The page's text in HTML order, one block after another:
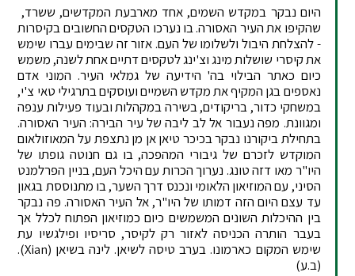
היום נבקר במקדש השמים, אחד מארבעת המקדשים, ששרד,
שהקיפו את העיר האסורה. בו נערכו הטקסים החשובים בקיסרות
- להצלחת היבול ולשלומו של העם. אזור זה שבימים עברו שימש
את קיסרי שושלות מינג וצ'ינג לטקסים דתיים אחת לשנה, משמש
כיום כאתר הבילוי בה' הידיעה של גמלאי העיר. המוני אדם
נאספים בגן המקיף את מקדש השמיים ועוסקים בתרגילי טאי צ'י,
במשחקי כדור, בריקודים, בשירה במקהלות ובעוד פעילות ענפה
ומגוונת. מפה נעבור אל לב ליבה של עיר הבירה: העיר האסורה.
בתחילת ביקורנו נבקר בכיכר טיאן אן מן נתצפת על המאוזולאום
המוקדש לזכרם של גיבורי המהפכה, בו גם חנוטה גופתו של
היו"ר מאו דזה טונג. נערוך הכרות עם היכל העם, בניין הפרלמנט
הסיני, עם המוזיאון הלאומי ונכנס דרך השער, בו מתנוססת בגאון
עד עצם היום הזה דמותו של היו"ר, אל העיר האסורה. פה נבקר
בין ההיכלות השונים המשמשים כיום כמוזיאון הפתוח לכלל אך
בעבר הותרה הכניסה לאזור רק לקיסר, סריסיו ופילגשיו עת
שימש המקום כארמונו. בערב טיסה לשיאן. לינה בשיאן (Xian).
(ב.ע)